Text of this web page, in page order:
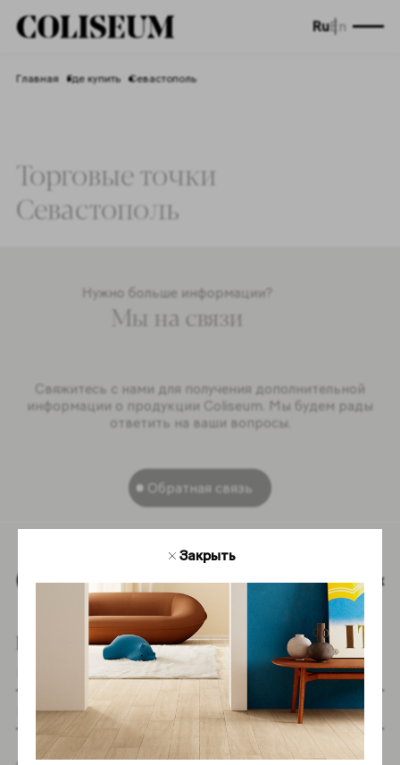
RuEn
Главная Где купить Севастополь
Торговые точки
Севастополь
Нужно больше информации?
Мы на связи
информации о продукции Coliseum. Мы будем рады
ответить на ваши вопросы.
Обратная связь
Закрыть
Наверх
Подпишитесь на новостную рассылку